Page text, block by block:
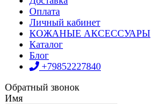
Оплата
Личный кабинет
КОЖАНЫЕ АКСЕССУАРЫ
Каталог
Блог
+79852227840
Обратный звонок
Имя